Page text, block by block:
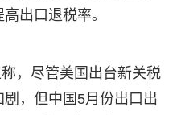
出口退税率。
，尽管美国出台新关税
，但中国5月份出口出